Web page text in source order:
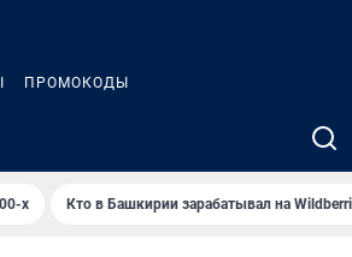
ПРОМОКОДЫ
х Кто в Башкирии зарабатывал на